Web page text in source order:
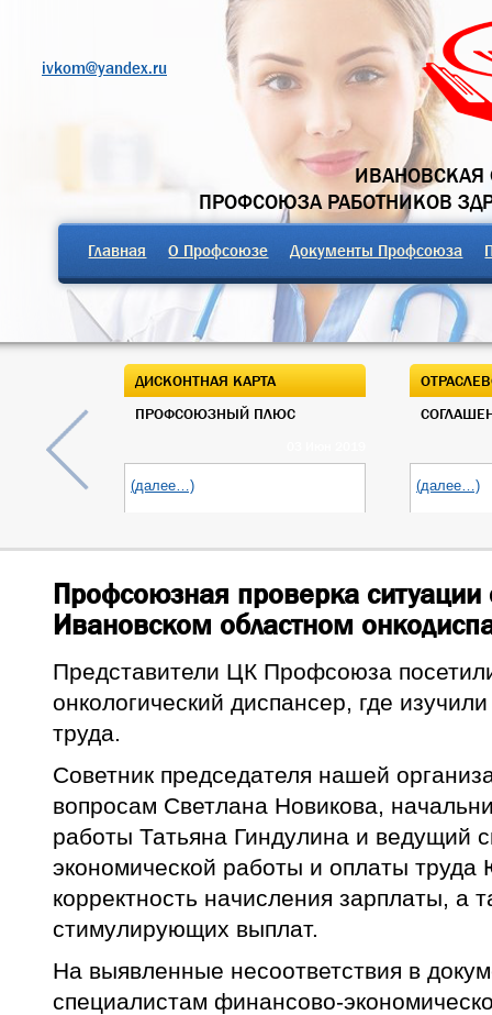
ivkom@yandex.ru
ИВАНОВСКАЯ
ПРОФСОЮЗА РАБОТНИКОВ
Главная О Профсоюзе Документы Профсоюза
ДИСКОНТНАЯ КАРТА
ПРОФСОЮЗНЫЙ ПЛЮС
(далее…) (далее…)
Профсоюзная проверка ситуации
Ивановском областном
Представители ЦК Профсоюза
онкологический диспансер, где
труда.
Советник председателя нашей
вопросам Светлана Новикова,
работы Татьяна Гиндулина и ведущий
экономической работы и оплаты
корректность начисления зарплаты, а
стимулирующих выплат.
На выявленные несоответствия в
специалистам финансово-